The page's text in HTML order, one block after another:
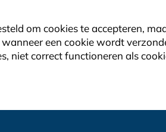
om cookies te accepteren,
een cookie wordt
niet correct functioneren als